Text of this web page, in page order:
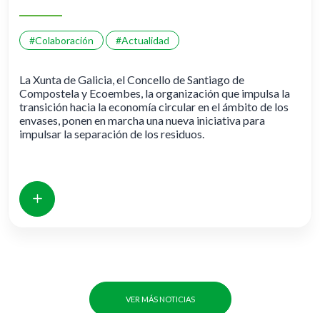
#Colaboración #Actualidad
La Xunta de Galicia, el Concello de Santiago de
Compostela y Ecoembes, la organización que impulsa la
transición hacia la economía circular en el ámbito de los
envases, ponen en marcha una nueva iniciativa para
impulsar la separación de los residuos.
VER MÁS NOTICIAS